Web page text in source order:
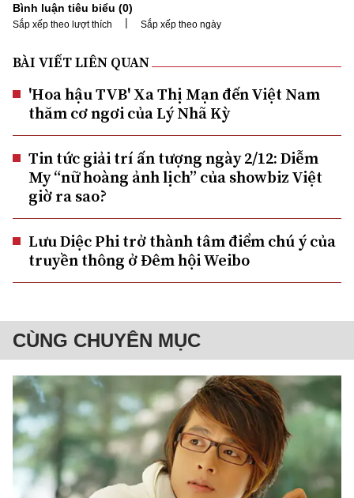
Bình luận tiêu biểu (0)
Sắp xếp theo lượt thích | Sắp xếp theo ngày
BÀI VIẾT LIÊN QUAN
'Hoa hậu TVB' Xa Thị Mạn đến Việt Nam
thăm cơ ngơi của Lý Nhã Kỳ
Tin tức giải trí ấn tượng ngày 2/12: Diễm
My “nữ hoàng ảnh lịch” của showbiz Việt
giờ ra sao?
Lưu Diệc Phi trở thành tâm điểm chú ý của
truyền thông ở Đêm hội Weibo
CÙNG CHUYÊN MỤC